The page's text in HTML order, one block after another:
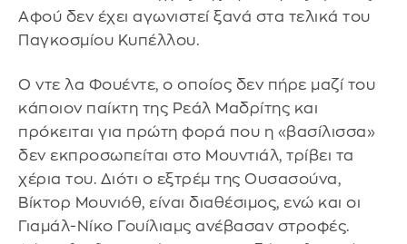
Αφού δεν έχει αγωνιστεί ξανά στα τελικά του
Παγκοσμίου Κυπέλλου.
Ο ντε λα Φουέντε, ο οποίος δεν πήρε μαζί του
κάποιον παίκτη της Ρεάλ Μαδρίτης και
πρόκειται για πρώτη φορά που η «βασίλισσα»
δεν εκπροσωπείται στο Μουντιάλ, τρίβει τα
χέρια του. Διότι ο εξτρέμ της Ουσασούνα,
Βίκτορ Μουνιόθ, είναι διαθέσιμος, ενώ και οι
Γιαμάλ-Νίκο Γουίλιαμς ανέβασαν στροφές.